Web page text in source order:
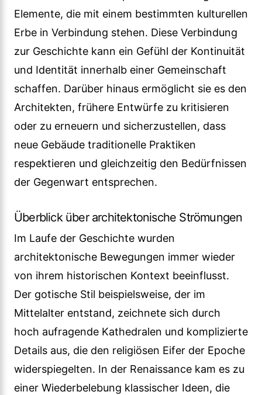
Elemente, die mit einem bestimmten kulturellen
Erbe in Verbindung stehen. Diese Verbindung
zur Geschichte kann ein Gefühl der Kontinuität
und Identität innerhalb einer Gemeinschaft
schaffen. Darüber hinaus ermöglicht sie es den
Architekten, frühere Entwürfe zu kritisieren
oder zu erneuern und sicherzustellen, dass
neue Gebäude traditionelle Praktiken
respektieren und gleichzeitig den Bedürfnissen
der Gegenwart entsprechen.
Überblick über architektonische Strömungen
Im Laufe der Geschichte wurden
architektonische Bewegungen immer wieder
von ihrem historischen Kontext beeinflusst.
Der gotische Stil beispielsweise, der im
Mittelalter entstand, zeichnete sich durch
hoch aufragende Kathedralen und komplizierte
Details aus, die den religiösen Eifer der Epoche
widerspiegelten. In der Renaissance kam es zu
einer Wiederbelebung klassischer Ideen, die